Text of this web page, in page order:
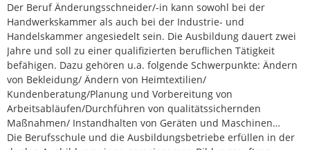
Der Beruf Änderungsschneider/-in kann sowohl bei der
Handwerkskammer als auch bei der Industrie- und
Handelskammer angesiedelt sein. Die Ausbildung dauert zwei
Jahre und soll zu einer qualifizierten beruflichen Tätigkeit
befähigen. Dazu gehören u.a. folgende Schwerpunkte: Ändern
von Bekleidung/ Ändern von Heimtextilien/
Kundenberatung/Planung und Vorbereitung von
Arbeitsabläufen/Durchführen von qualitätssichernden
Maßnahmen/ Instandhalten von Geräten und Maschinen…
Die Berufsschule und die Ausbildungsbetriebe erfüllen in der